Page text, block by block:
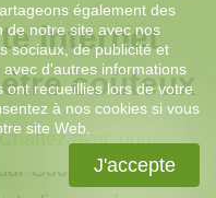
internet
coûteux
sur Google peut être
avec nous
également des
de notre site avec nos
sociaux, de publicité et
d'autres informations
recueillies lors de votre
à nos cookies si vous
site Web.
J'accepte